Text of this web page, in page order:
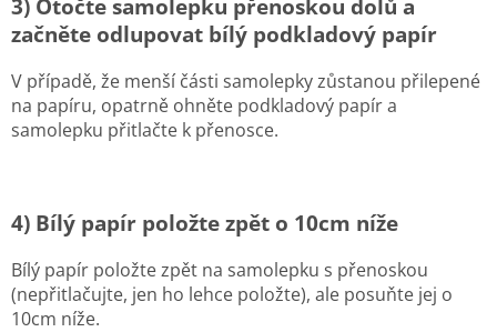
3) Otočte samolepku přenoskou dolů a
začněte odlupovat bílý podkladový papír
V případě, že menší části samolepky zůstanou přilepené
na papíru, opatrně ohněte podkladový papír a
samolepku přitlačte k přenosce.
4) Bílý papír položte zpět o 10cm níže
Bílý papír položte zpět na samolepku s přenoskou
(nepřitlačujte, jen ho lehce položte), ale posuňte jej o
10cm níže.